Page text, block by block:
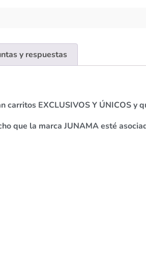
y respuestas
EXCLUSIVOS Y ÚNICOS y
que la marca JUNAMA esté